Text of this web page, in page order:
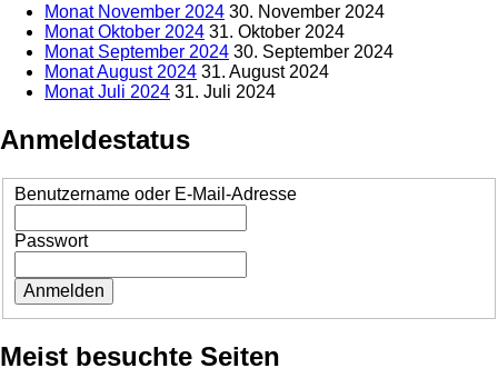
Monat November 2024 30. November 2024
Monat Oktober 2024 31. Oktober 2024
Monat September 2024 30. September 2024
Monat August 2024 31. August 2024
Monat Juli 2024 31. Juli 2024
Anmeldestatus
Benutzername oder E-Mail-Adresse
Passwort
Meist besuchte Seiten